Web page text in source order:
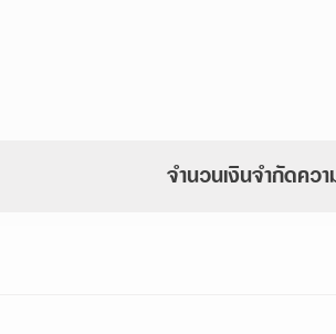
จำนวนเงินจำกัดคว